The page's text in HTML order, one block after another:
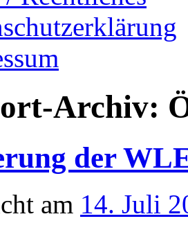
Archiv:
der
am 14. Juli